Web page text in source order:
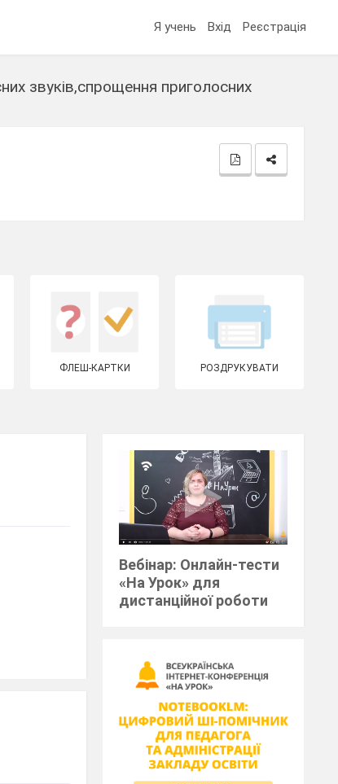
Я учень Вхід Реєстрація
звуків,спрощення приголосних
ФЛЕШ-КАРТКИ РОЗДРУКУВАТИ
Вебінар: Онлайн-тести
«На Урок» для
дистанційної роботи